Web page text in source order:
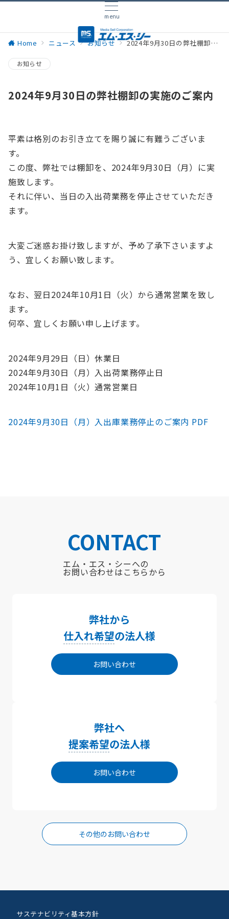
menu
Home ニュース お知らせ 2024年9月30日の弊社棚卸の実施のご案内
お知らせ
2024年9月30日の弊社棚卸の実施のご案内
平素は格別のお引き立てを賜り誠に有難うございま
す。
この度、弊社では棚卸を、2024年9月30日（月）に実
施致します。
それに伴い、当日の入出荷業務を停止させていただき
ます。
大変ご迷惑お掛け致しますが、予め了承下さいますよ
う、宜しくお願い致します。
なお、翌日2024年10月1日（火）から通常営業を致し
ます。
何卒、宜しくお願い申し上げます。
2024年9月29日（日）休業日
2024年9月30日（月）入出荷業務停止日
2024年10月1日（火）通常営業日
2024年9月30日（月）入出庫業務停止のご案内 PDF
CONTACT
エム・エス・シーへの
お問い合わせはこちらから
弊社から
仕入れ希望の法人様
お問い合わせ
弊社へ
提案希望の法人様
お問い合わせ
その他のお問い合わせ
サステナビリティ基本方針